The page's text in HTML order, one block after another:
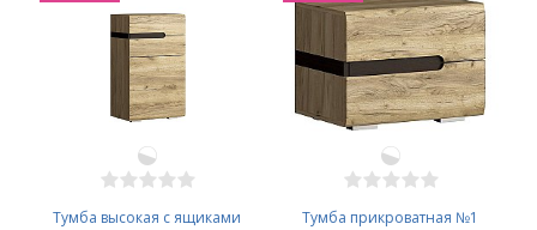
Тумба высокая с ящиками
Тумба прикроватная №1